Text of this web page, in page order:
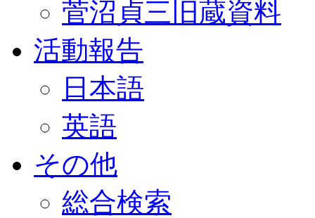
菅沼貞三旧蔵資料
活動報告
日本語
英語
その他
総合検索